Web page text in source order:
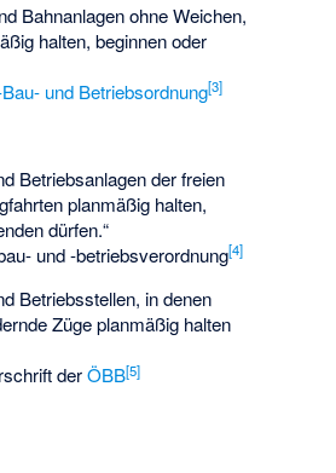
Bahnanlagen ohne Weichen,
halten, beginnen oder
und Betriebsordnung[3]
Betriebsanlagen der freien
planmäßig halten,
dürfen.“
und -betriebsverordnung[4]
Betriebsstellen, in denen
Züge planmäßig halten
derÖBB[5]